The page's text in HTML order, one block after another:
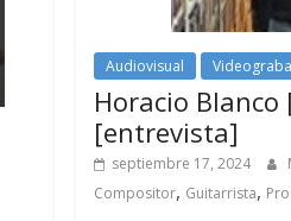
Audiovisual
Horacio
[entrevista]
septiembre 17, 2024
Compositor, Guitarrista,